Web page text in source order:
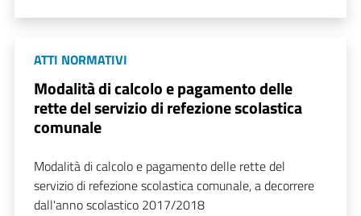
ATTI NORMATIVI
Modalità di calcolo e pagamento delle
rette del servizio di refezione scolastica
comunale
Modalità di calcolo e pagamento delle rette del
servizio di refezione scolastica comunale, a decorrere
dall'anno scolastico 2017/2018